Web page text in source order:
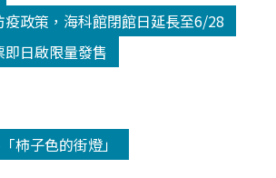
疫政策，海科館閉館日延長至6/28
日啟限量發售
柿子色的街燈」